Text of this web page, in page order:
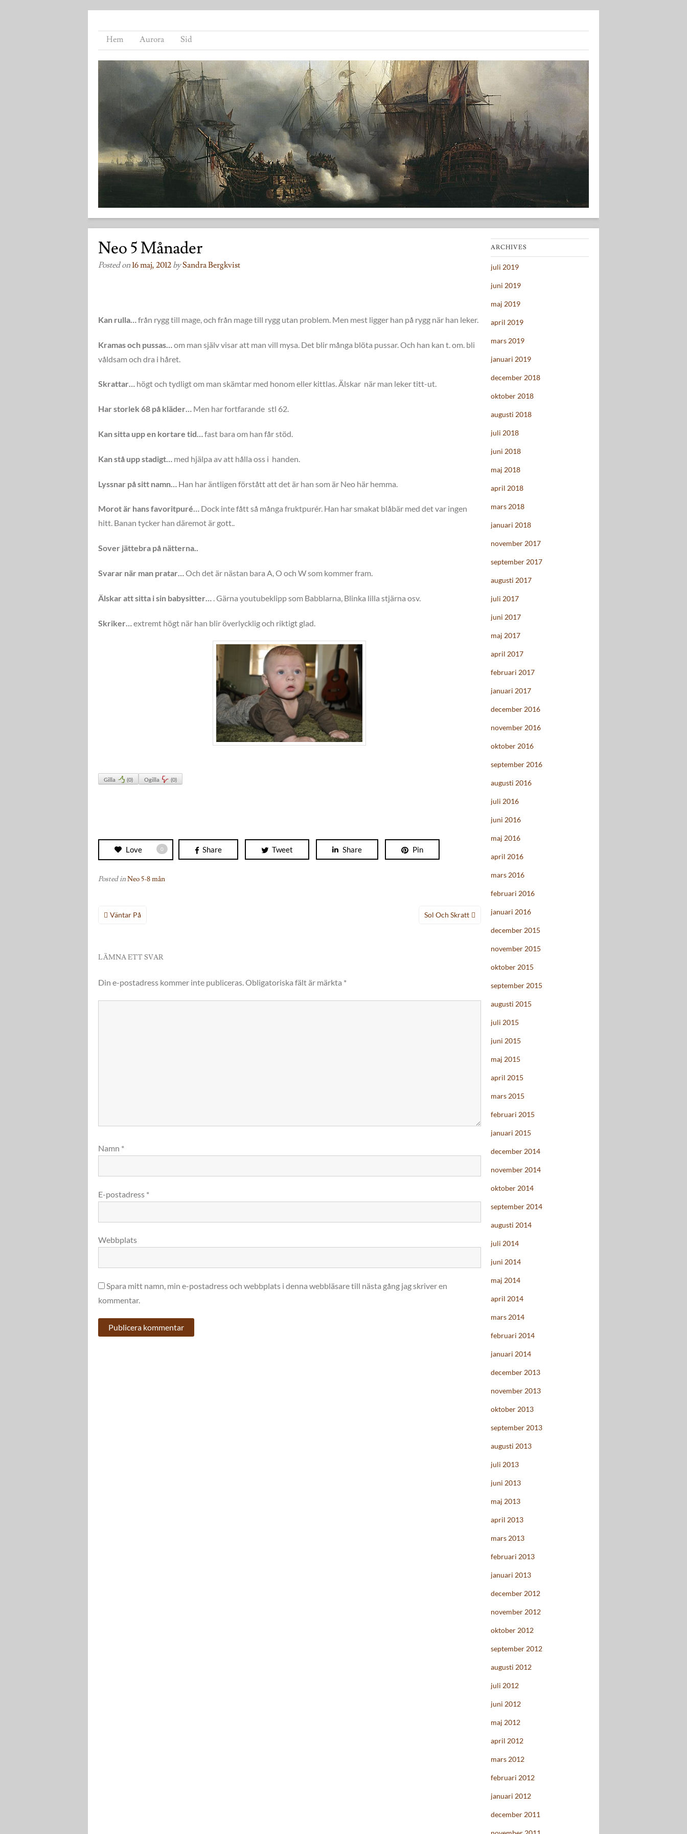
Hem Aurora Sid
Neo 5 Månader
Posted on16 maj, 2012 bySandra Bergkvist
Kan rulla… från rygg till mage, och från mage till rygg utan problem. Men mest ligger han på rygg när han leker.
Kramas och pussas…
om man själv visar att man vill mysa. Det blir många blöta pussar. Och han kan t. om. bli
våldsam och dra i håret.
Skrattar… högt och tydligt om man skämtar med honom eller kittlas. Älskar när man leker titt-ut.
Har storlek 68 på kläder… Men har fortfarande stl 62.
Kan sitta upp en kortare tid…fast bara om han får stöd.
Kan stå upp stadigt… med hjälpa av att hålla oss i handen.
Lyssnar på sitt namn… Han har äntligen förstått att det är han som är Neo här hemma.
Morot är hans favoritpuré… Dock inte fått så många fruktpurér. Han har smakat blåbär med det var ingen
hitt. Banan tycker han däremot är gott..
Sover jättebra på nätterna..
Svarar när man pratar…Och det är nästan bara A, O och W som kommer fram.
Älskar att sitta i sin babysitter… . Gärna youtubeklipp som Babblarna, Blinka lilla stjärna osv.
Skriker… extremt högt när han blir överlycklig och riktigt glad.
Gilla (0) Ogilla (0)
Love 0 Share Tweet Share Pin
Posted inNeo 5-8 mån
Inläggsnavigering
Väntar På Sol Och Skratt
LÄMNA ETT SVAR
Din e-postadress kommer inte publiceras.Obligatoriska fält är märkta *
Namn *
E-postadress *
Webbplats
Spara mitt namn, min e-postadress och webbplats i denna webbläsare till nästa gång jag skriver en
kommentar.
ARCHIVES
juli 2019
juni 2019
maj 2019
april 2019
mars 2019
januari 2019
december 2018
oktober 2018
augusti 2018
juli 2018
juni 2018
maj 2018
april 2018
mars 2018
januari 2018
november 2017
september 2017
augusti 2017
juli 2017
juni 2017
maj 2017
april 2017
februari 2017
januari 2017
december 2016
november 2016
oktober 2016
september 2016
augusti 2016
juli 2016
juni 2016
maj 2016
april 2016
mars 2016
februari 2016
januari 2016
december 2015
november 2015
oktober 2015
september 2015
augusti 2015
juli 2015
juni 2015
maj 2015
april 2015
mars 2015
februari 2015
januari 2015
december 2014
november 2014
oktober 2014
september 2014
augusti 2014
juli 2014
juni 2014
maj 2014
april 2014
mars 2014
februari 2014
januari 2014
december 2013
november 2013
oktober 2013
september 2013
augusti 2013
juli 2013
juni 2013
maj 2013
april 2013
mars 2013
februari 2013
januari 2013
december 2012
november 2012
oktober 2012
september 2012
augusti 2012
juli 2012
juni 2012
maj 2012
april 2012
mars 2012
februari 2012
januari 2012
december 2011